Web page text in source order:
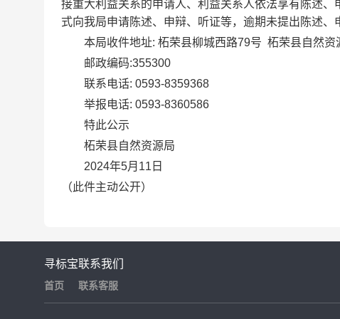
接重大利益关系的申请人、利益关系人依法享有陈述
式向我局申请陈述、申辩、听证等，逾期未提出陈述、
本局收件地址: 柘荣县柳城西路79号 柘荣县自然资
邮政编码:355300
联系电话: 0593-8359368
举报电话: 0593-8360586
特此公示
柘荣县自然资源局
2024年5月11日
（此件主动公开）
寻标宝
首页
联系我们
联系客服